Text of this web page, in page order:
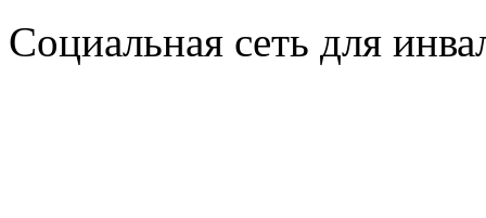
Социальная сеть для